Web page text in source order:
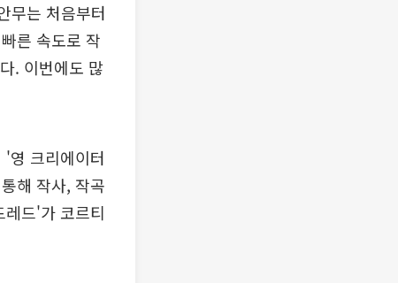
무는 처음부터
른 속도로 작
. 이번에도 많
영 크리에이터
해 작사, 작곡
드'가 코르티